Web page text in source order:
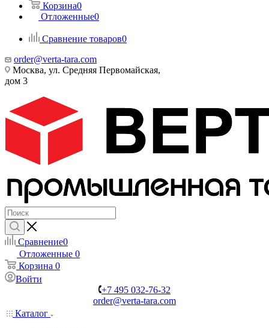
Корзина0
Отложенные0
Сравнение товаров0
order@verta-tara.com
Москва, ул. Средняя Первомайская,
дом 3
Сравнение0
Отложенные 0
Корзина 0
Войти
+7 495 032-76-32
order@verta-tara.com
Каталог